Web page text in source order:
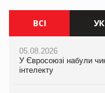
ВСІ
05.08.2026
У Євросоюзі набули
інтелекту
05.08.2026
Мережа
формату convenience
05.08.2026
У Євросоюзі набули
інтелекту